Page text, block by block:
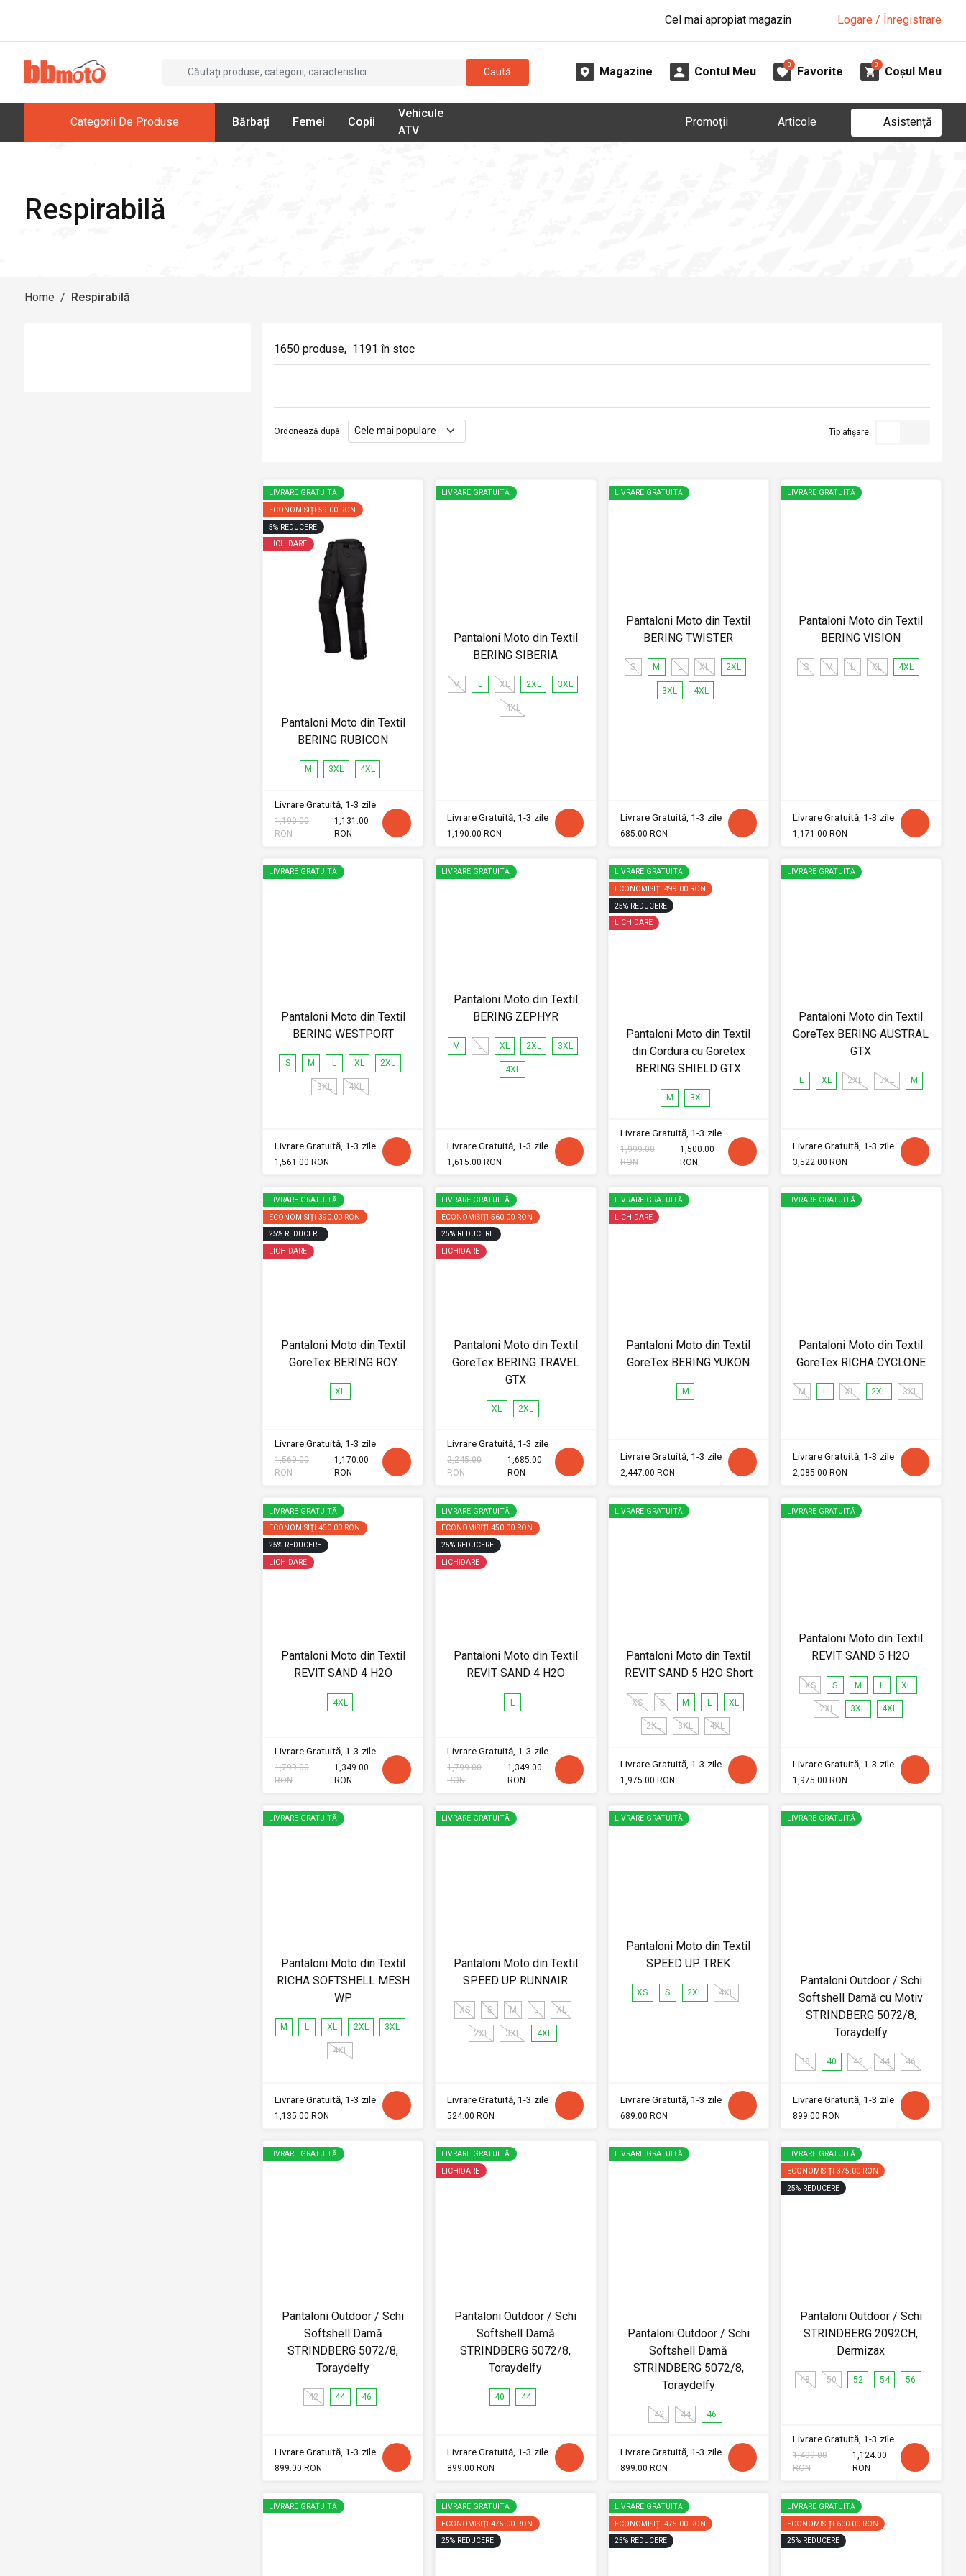
Cel mai apropiat magazin Logare / Înregistrare
Caută Magazine Contul Meu
0
Favorite
0
Coșul Meu
Categorii De Produse Bărbați Femei Copii
Vehicule
ATV
Promoții Articole Asistență
Respirabilă
Home / Respirabilă
1650 produse, 1191 în stoc
Ordonează după: Tip afișare
LIVRARE GRATUITĂ
ECONOMISIȚI 59.00 RON
5% REDUCERE
LICHIDARE
Pantaloni Moto din Textil
BERING RUBICON
M 3XL 4XL
Livrare Gratuită, 1-3 zile
1,190.00
RON
1,131.00
RON
LIVRARE GRATUITĂ
Pantaloni Moto din Textil
BERING SIBERIA
M L XL 2XL 3XL
4XL
Livrare Gratuită, 1-3 zile
1,190.00 RON
LIVRARE GRATUITĂ
Pantaloni Moto din Textil
BERING TWISTER
S M L XL 2XL
3XL 4XL
Livrare Gratuită, 1-3 zile
685.00 RON
LIVRARE GRATUITĂ
Pantaloni Moto din Textil
BERING VISION
S M L XL 4XL
Livrare Gratuită, 1-3 zile
1,171.00 RON
LIVRARE GRATUITĂ
Pantaloni Moto din Textil
BERING WESTPORT
S M L XL 2XL
3XL 4XL
Livrare Gratuită, 1-3 zile
1,561.00 RON
LIVRARE GRATUITĂ
Pantaloni Moto din Textil
BERING ZEPHYR
M L XL 2XL 3XL
4XL
Livrare Gratuită, 1-3 zile
1,615.00 RON
LIVRARE GRATUITĂ
ECONOMISIȚI 499.00 RON
25% REDUCERE
LICHIDARE
Pantaloni Moto din Textil
din Cordura cu Goretex
BERING SHIELD GTX
M 3XL
Livrare Gratuită, 1-3 zile
1,999.00
RON
1,500.00
RON
LIVRARE GRATUITĂ
Pantaloni Moto din Textil
GoreTex BERING AUSTRAL
GTX
L XL 2XL 3XL M
Livrare Gratuită, 1-3 zile
3,522.00 RON
LIVRARE GRATUITĂ
ECONOMISIȚI 390.00 RON
25% REDUCERE
LICHIDARE
Pantaloni Moto din Textil
GoreTex BERING ROY
XL
Livrare Gratuită, 1-3 zile
1,560.00
RON
1,170.00
RON
LIVRARE GRATUITĂ
ECONOMISIȚI 560.00 RON
25% REDUCERE
LICHIDARE
Pantaloni Moto din Textil
GoreTex BERING TRAVEL
GTX
XL 2XL
Livrare Gratuită, 1-3 zile
2,245.00
RON
1,685.00
RON
LIVRARE GRATUITĂ
LICHIDARE
Pantaloni Moto din Textil
GoreTex BERING YUKON
M
Livrare Gratuită, 1-3 zile
2,447.00 RON
LIVRARE GRATUITĂ
Pantaloni Moto din Textil
GoreTex RICHA CYCLONE
M L XL 2XL 3XL
Livrare Gratuită, 1-3 zile
2,085.00 RON
LIVRARE GRATUITĂ
ECONOMISIȚI 450.00 RON
25% REDUCERE
LICHIDARE
Pantaloni Moto din Textil
REVIT SAND 4 H2O
4XL
Livrare Gratuită, 1-3 zile
1,799.00
RON
1,349.00
RON
LIVRARE GRATUITĂ
ECONOMISIȚI 450.00 RON
25% REDUCERE
LICHIDARE
Pantaloni Moto din Textil
REVIT SAND 4 H2O
L
Livrare Gratuită, 1-3 zile
1,799.00
RON
1,349.00
RON
LIVRARE GRATUITĂ
Pantaloni Moto din Textil
REVIT SAND 5 H2O Short
XS S M L XL
2XL 3XL 4XL
Livrare Gratuită, 1-3 zile
1,975.00 RON
LIVRARE GRATUITĂ
Pantaloni Moto din Textil
REVIT SAND 5 H2O
XS S M L XL
2XL 3XL 4XL
Livrare Gratuită, 1-3 zile
1,975.00 RON
LIVRARE GRATUITĂ
Pantaloni Moto din Textil
RICHA SOFTSHELL MESH
WP
M L XL 2XL 3XL
4XL
Livrare Gratuită, 1-3 zile
1,135.00 RON
LIVRARE GRATUITĂ
Pantaloni Moto din Textil
SPEED UP RUNNAIR
XS S M L XL
2XL 3XL 4XL
Livrare Gratuită, 1-3 zile
524.00 RON
LIVRARE GRATUITĂ
Pantaloni Moto din Textil
SPEED UP TREK
XS S 2XL 4XL
Livrare Gratuită, 1-3 zile
689.00 RON
LIVRARE GRATUITĂ
Pantaloni Outdoor / Schi
Softshell Damă cu Motiv
STRINDBERG 5072/8,
Toraydelfy
38 40 42 44 46
Livrare Gratuită, 1-3 zile
899.00 RON
LIVRARE GRATUITĂ
Pantaloni Outdoor / Schi
Softshell Damă
STRINDBERG 5072/8,
Toraydelfy
42 44 46
Livrare Gratuită, 1-3 zile
899.00 RON
LIVRARE GRATUITĂ
LICHIDARE
Pantaloni Outdoor / Schi
Softshell Damă
STRINDBERG 5072/8,
Toraydelfy
40 44
Livrare Gratuită, 1-3 zile
899.00 RON
LIVRARE GRATUITĂ
Pantaloni Outdoor / Schi
Softshell Damă
STRINDBERG 5072/8,
Toraydelfy
42 44 46
Livrare Gratuită, 1-3 zile
899.00 RON
LIVRARE GRATUITĂ
ECONOMISIȚI 375.00 RON
25% REDUCERE
Pantaloni Outdoor / Schi
STRINDBERG 2092CH,
Dermizax
48 50 52 54 56
Livrare Gratuită, 1-3 zile
1,499.00
RON
1,124.00
RON
LIVRARE GRATUITĂ
LIVRARE GRATUITĂ
ECONOMISIȚI 475.00 RON
25% REDUCERE
LIVRARE GRATUITĂ
ECONOMISIȚI 475.00 RON
25% REDUCERE
LIVRARE GRATUITĂ
ECONOMISIȚI 600.00 RON
25% REDUCERE